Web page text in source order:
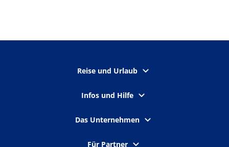
Reise und Urlaub
Infos und Hilfe
Das Unternehmen
Für Partner